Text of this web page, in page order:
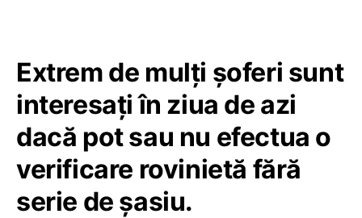
Extrem de mulți șoferi sunt
interesați în ziua de azi
dacă pot sau nu efectua o
verificare rovinietă fără
serie de șasiu.